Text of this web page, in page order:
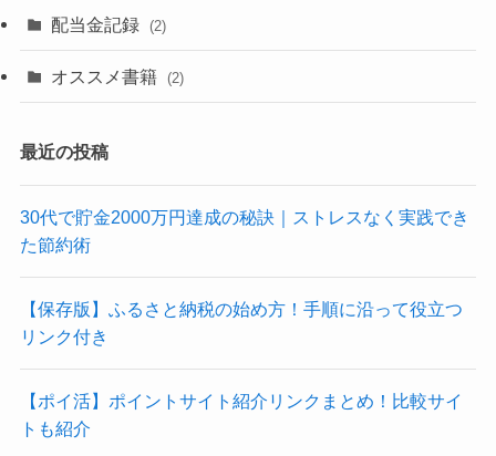
(3)
(2)
配当金記録 (2)
オススメ書籍 (2)
最近の投稿
30代で貯金2000万円達成の秘訣｜ストレスなく実践でき
た節約術
【保存版】ふるさと納税の始め方！手順に沿って役立つ
リンク付き
【ポイ活】ポイントサイト紹介リンクまとめ！比較サイ
トも紹介